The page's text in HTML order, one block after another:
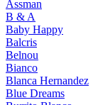
Assman
B & A
Baby Happy
Balcris
Belnou
Bianco
Blanca Hernandez
Blue Dreams